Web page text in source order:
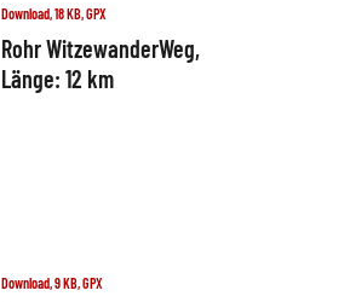
Download, 18 KB, GPX
Rohr WitzewanderWeg,
Länge: 12 km
Download, 9 KB, GPX